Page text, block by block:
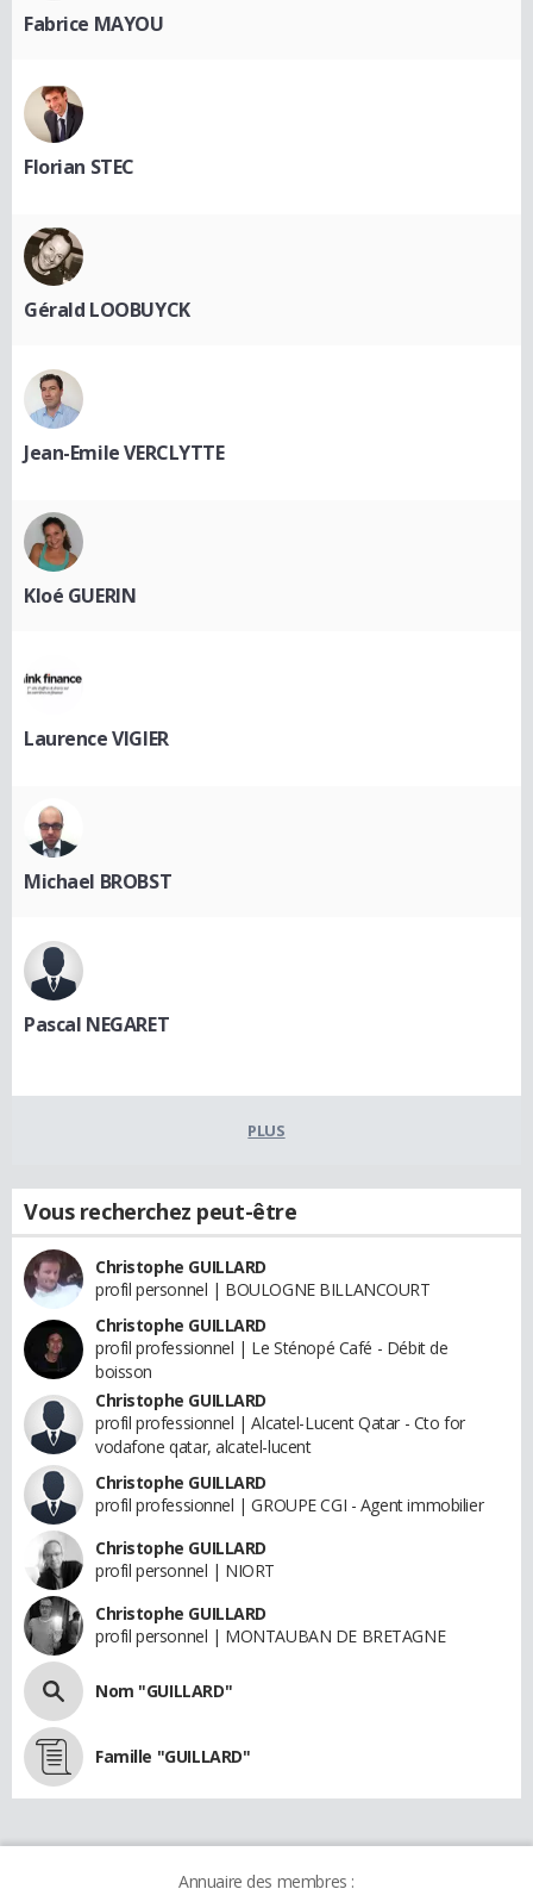
Fabrice MAYOU
Florian STEC
Gérald LOOBUYCK
Jean-Emile VERCLYTTE
Kloé GUERIN
Laurence VIGIER
Michael BROBST
Pascal NEGARET
PLUS
Vous recherchez peut-être
Christophe GUILLARD
profil personnel | BOULOGNE BILLANCOURT
Christophe GUILLARD
profil professionnel | Le Sténopé Café - Débit de
boisson
Christophe GUILLARD
profil professionnel | Alcatel-Lucent Qatar - Cto for
vodafone qatar, alcatel-lucent
Christophe GUILLARD
profil professionnel | GROUPE CGI - Agent immobilier
Christophe GUILLARD
profil personnel | NIORT
Christophe GUILLARD
profil personnel | MONTAUBAN DE BRETAGNE
Nom "GUILLARD"
Famille "GUILLARD"
Annuaire des membres :